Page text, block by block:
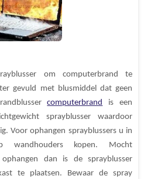
om computerbrand te
gevuld met blusmiddel dat geen
computerbrand is een
sprayblusser waardoor
Voor ophangen sprayblussers u in
wandhouders kopen. Mocht
dan is de sprayblusser
te plaatsen. Bewaar de spray